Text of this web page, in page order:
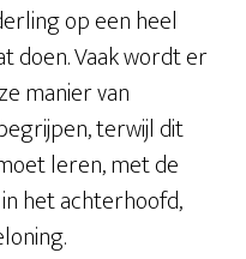
op een heel
doen. Vaak wordt er
manier van
terwijl dit
leren, met de
het achterhoofd,